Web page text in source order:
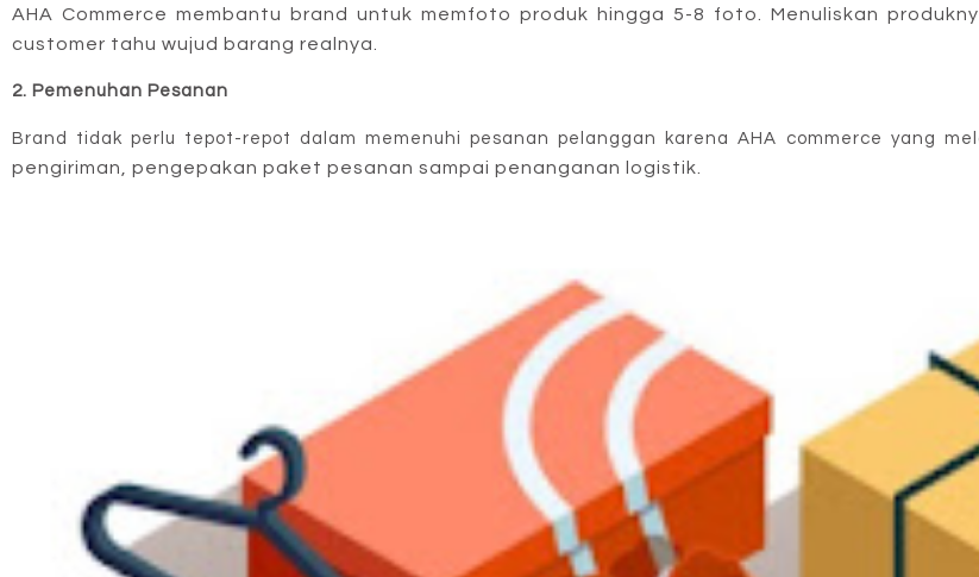
AHA Commerce membantu brand untuk memfoto produk hingga 5-8 foto. Menuliskan
customer tahu wujud barang realnya.
2. Pemenuhan Pesanan
Brand tidak perlu tepot-repot dalam memenuhi pesanan pelanggan karena AHA commerce yang
pengiriman, pengepakan paket pesanan sampai penanganan logistik.